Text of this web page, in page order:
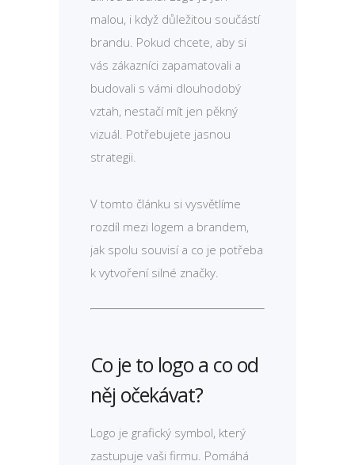
malou, i když důležitou součástí
brandu. Pokud chcete, aby si
vás zákazníci zapamatovali a
budovali s vámi dlouhodobý
vztah, nestačí mít jen pěkný
vizuál. Potřebujete jasnou
strategii.
V tomto článku si vysvětlíme
rozdíl mezi logem a brandem,
jak spolu souvisí a co je potřeba
k vytvoření silné značky.
Co je to logo a co od
něj očekávat?
Logo je grafický symbol, který
zastupuje vaši firmu. Pomáhá